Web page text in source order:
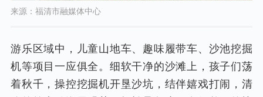
来源：福清市融媒体中心
游乐区域中，儿童山地车、趣味履带车、沙池挖掘
机等项目一应俱全。细软干净的沙滩上，孩子们荡
着秋千，操控挖掘机开垦沙坑，结伴嬉戏打闹，清